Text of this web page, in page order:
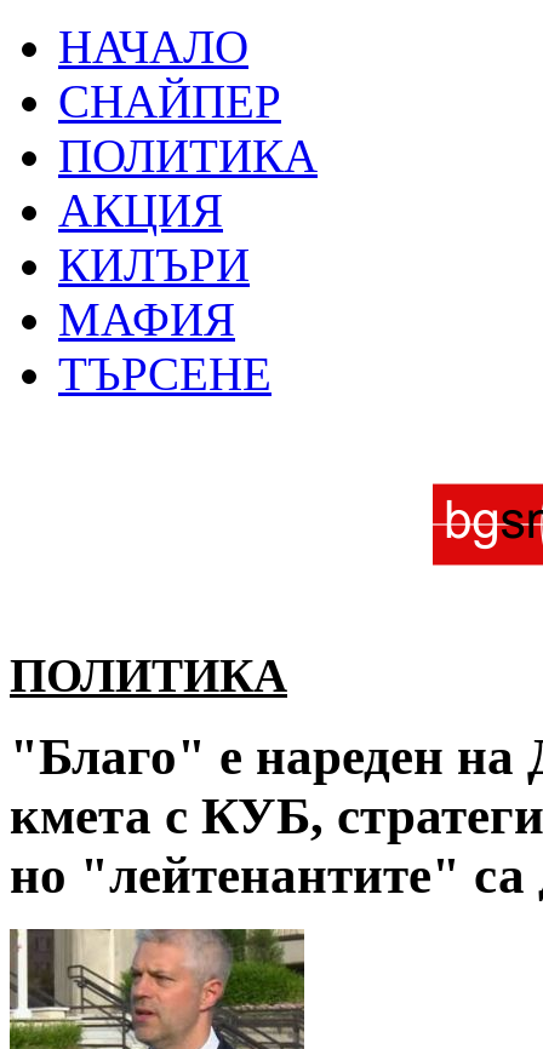
НАЧАЛО
СНАЙПЕР
ПОЛИТИКА
АКЦИЯ
КИЛЪРИ
МАФИЯ
ТЪРСЕНЕ
ПОЛИТИКА
"Благо" е нареден на
кмета с КУБ,
но "лейтенантите" са